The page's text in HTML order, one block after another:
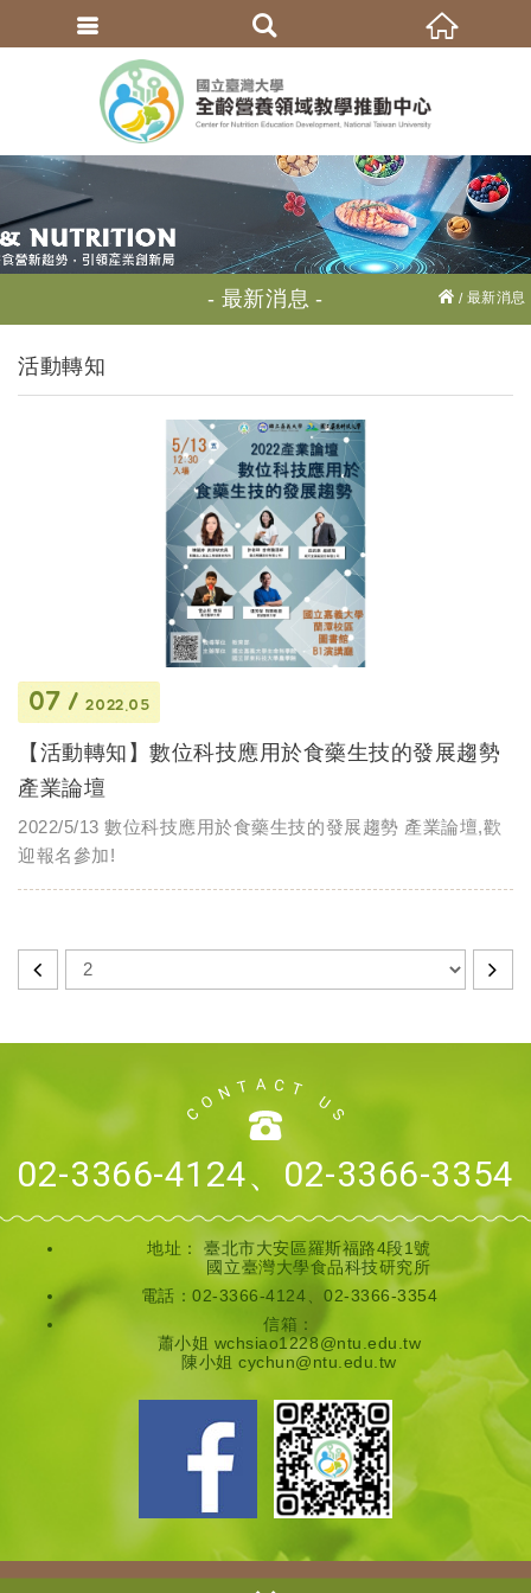
最新消息 最新消息
活動轉知
07 2022.05
【活動轉知】數位科技應用於食藥生技的發展趨勢
產業論壇
2022/5/13 數位科技應用於食藥生技的發展趨勢 產業論壇,歡
迎報名參加!
02-3366-4124、02-3366-3354
地址：臺北市大安區羅斯福路4段1號
國立臺灣大學食品科技研究所
電話：02-3366-4124、02-3366-3354
信箱：
蕭小姐 wchsiao1228@ntu.edu.tw
陳小姐 cychun@ntu.edu.tw